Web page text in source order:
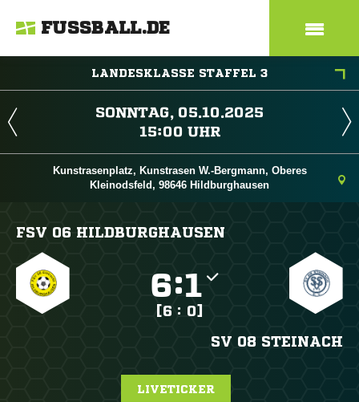
FUSSBALL.DE
LANDESKLASSE STAFFEL 3
 
 
Kunstrasenplatz, Kunstrasen W.-Bergmann, Oberes
Kleinodsfeld, 98646 Hildburghausen
FSV 06 HILDBURGHAUSEN
:
[6 : 0]
SV 08 STEINACH
LIVETICKER